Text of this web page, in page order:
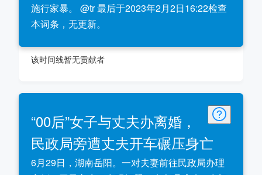
施行家暴。 @tr 最后于2023年2月2日16:22检查
本词条，无更新。
该时间线暂无贡献者
“00后”女子与丈夫办离婚，
民政局旁遭丈夫开车碾压身亡
6月29日，湖南岳阳。一对夫妻前往民政局办理